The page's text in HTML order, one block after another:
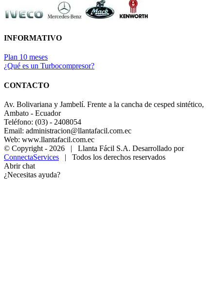
INFORMATIVO
Plan 10 meses
¿Qué es un Turbocompresor?
CONTACTO
Av. Bolivariana y Jambelí. Frente a la cancha de cesped sintético,
Ambato - Ecuador
Teléfono: (03) - 2408054
Email: administracion@llantafacil.com.ec
Web: www.llantafacil.com.ec
© Copyright - 2026 | Llanta Fácil S.A. Desarrollado por
ConnectaServices | Todos los derechos reservados
Abrir chat
¿Necesitas ayuda?